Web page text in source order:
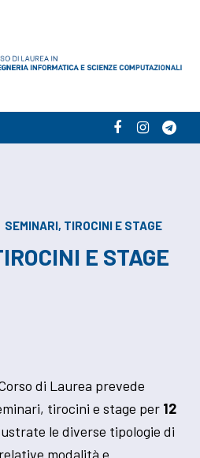
Facebook
SEMINARI, TIROCINI E STAGE
E STAGE
di Laurea prevede
tirocini e stage per 12
le diverse tipologie di
modalità e